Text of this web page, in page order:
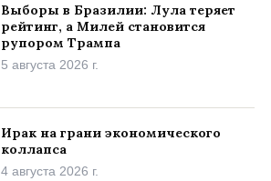
Выборы в Бразилии: Лула теряет
рейтинг, а Милей становится
рупором Трампа
5 августа 2026 г.
Ирак на грани экономического
коллапса
4 августа 2026 г.